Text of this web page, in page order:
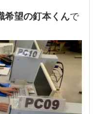
希望の釘本くんで